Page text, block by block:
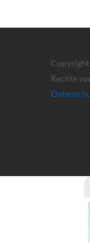
Rechte